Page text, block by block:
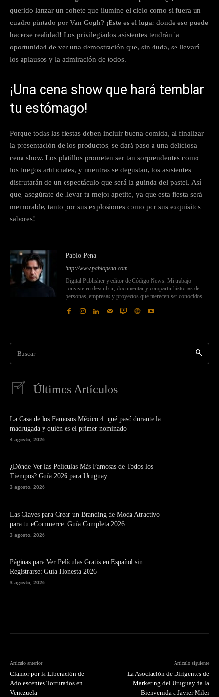
querido lanzar un cohete que ilumine el cielo como si fuera un
cuadro pintado por Van Gogh? ¡Este es el lugar donde eso puede
hacerse realidad! Los privilegiados asistentes tendrán la
oportunidad de ver una demostración que, sin duda, se llevará
los aplausos y la admiración de todos.
¡Una cena show que hará temblar
tu estómago!
Porque todas las fiestas deben incluir buena comida, al finalizar
la presentación de los productos, se dará paso a una deliciosa
cena show. Los platillos prometen ser tan sorprendentes como
los fuegos artificiales, y mientras se degustan, los asistentes
disfrutarán de un espectáculo que será la guinda del pastel. Así
que, asegúrate de llevar tu mejor apetito, ya que esta fiesta será
memorable, tanto por sus explosiones como por sus exquisitos
sabores!
Pablo Pena
http://www.pablopena.com
Digital Publisher y editor de Código News. Mi trabajo
consiste en descubrir, documentar y compartir historias de
personas, empresas y proyectos que merecen ser conocidos.
Buscar
Últimos Artículos
La Casa de los Famosos México 4: qué pasó durante la
madrugada y quién es el primer nominado
4 agosto, 2026
¿Dónde Ver las Películas Más Famosas de Todos los
Tiempos? Guía 2026 para Uruguay
3 agosto, 2026
Las Claves para Crear un Branding de Moda Atractivo
para tu eCommerce: Guía Completa 2026
3 agosto, 2026
Páginas para Ver Películas Gratis en Español sin
Registrarse: Guía Honesta 2026
3 agosto, 2026
Artículo anterior
Clamor por la Liberación de
Adolescentes Torturados en
Venezuela
Artículo siguiente
La Asociación de Dirigentes de
Marketing del Uruguay da la
Bienvenida a Javier Milei